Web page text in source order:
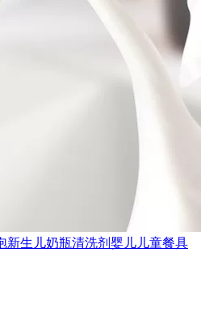
新生儿奶瓶清洗剂婴儿儿童餐具